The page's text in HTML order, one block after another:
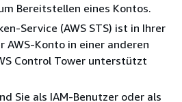
Bereitstellen eines Kontos.
Service (AWS STS) ist in Ihrer
AWS-Konto in einer anderen
Control Tower unterstützt
Sie als IAM-Benutzer oder als